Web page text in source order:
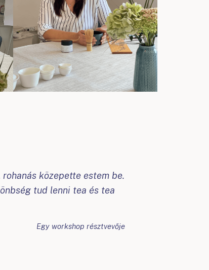
közepette estem be.
tud lenni tea és tea
Egy workshop résztvevője